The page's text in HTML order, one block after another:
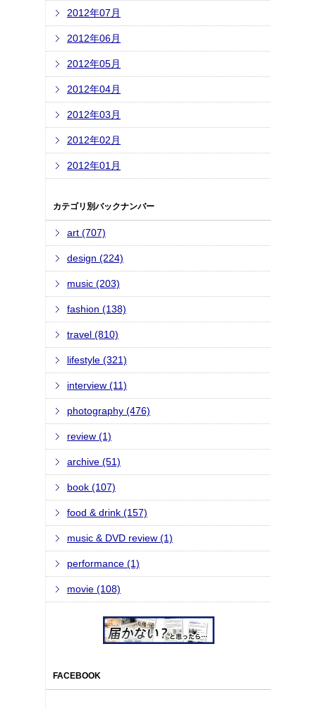
2012年07月
2012年06月
2012年05月
2012年04月
2012年03月
2012年02月
2012年01月
カテゴリ別バックナンバー
art (707)
design (224)
music (203)
fashion (138)
travel (810)
lifestyle (321)
interview (11)
photography (476)
review (1)
archive (51)
book (107)
food & drink (157)
music & DVD review (1)
performance (1)
movie (108)
FACEBOOK